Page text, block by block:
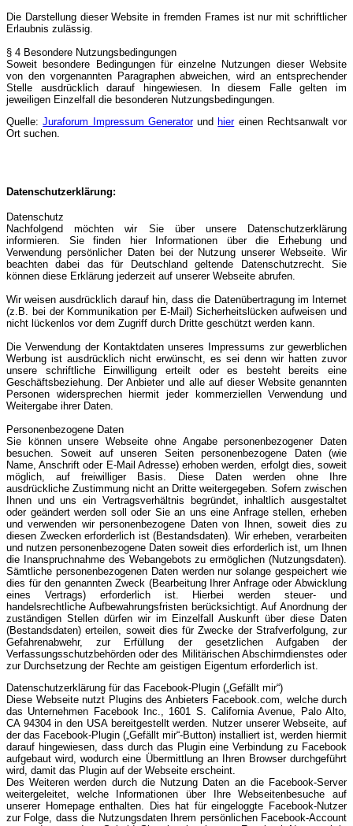
Die Darstellung dieser Website in fremden Frames ist nur mit schriftlicher
Erlaubnis zulässig.
§ 4 Besondere Nutzungsbedingungen
Soweit besondere Bedingungen für einzelne Nutzungen dieser Website
von den vorgenannten Paragraphen abweichen, wird an entsprechender
Stelle ausdrücklich darauf hingewiesen. In diesem Falle gelten im
jeweiligen Einzelfall die besonderen Nutzungsbedingungen.
Quelle:Juraforum Impressum Generatorundhiereinen Rechtsanwalt vor
Ort suchen.
Datenschutzerklärung:
Datenschutz
Nachfolgend möchten wir Sie über unsere Datenschutzerklärung
informieren. Sie finden hier Informationen über die Erhebung und
Verwendung persönlicher Daten bei der Nutzung unserer Webseite. Wir
beachten dabei das für Deutschland geltende Datenschutzrecht. Sie
können diese Erklärung jederzeit auf unserer Webseite abrufen.
Wir weisen ausdrücklich darauf hin, dass die Datenübertragung im Internet
(z.B. bei der Kommunikation per E-Mail) Sicherheitslücken aufweisen und
nicht lückenlos vor dem Zugriff durch Dritte geschützt werden kann.
Die Verwendung der Kontaktdaten unseres Impressums zur gewerblichen
Werbung ist ausdrücklich nicht erwünscht, es sei denn wir hatten zuvor
unsere schriftliche Einwilligung erteilt oder es besteht bereits eine
Geschäftsbeziehung. Der Anbieter und alle auf dieser Website genannten
Personen widersprechen hiermit jeder kommerziellen Verwendung und
Weitergabe ihrer Daten.
Personenbezogene Daten
Sie können unsere Webseite ohne Angabe personenbezogener Daten
besuchen. Soweit auf unseren Seiten personenbezogene Daten (wie
Name, Anschrift oder E-Mail Adresse) erhoben werden, erfolgt dies, soweit
möglich, auf freiwilliger Basis. Diese Daten werden ohne Ihre
ausdrückliche Zustimmung nicht an Dritte weitergegeben. Sofern zwischen
Ihnen und uns ein Vertragsverhältnis begründet, inhaltlich ausgestaltet
oder geändert werden soll oder Sie an uns eine Anfrage stellen, erheben
und verwenden wir personenbezogene Daten von Ihnen, soweit dies zu
diesen Zwecken erforderlich ist (Bestandsdaten). Wir erheben, verarbeiten
und nutzen personenbezogene Daten soweit dies erforderlich ist, um Ihnen
die Inanspruchnahme des Webangebots zu ermöglichen (Nutzungsdaten).
Sämtliche personenbezogenen Daten werden nur solange gespeichert wie
dies für den genannten Zweck (Bearbeitung Ihrer Anfrage oder Abwicklung
eines Vertrags) erforderlich ist. Hierbei werden steuer- und
handelsrechtliche Aufbewahrungsfristen berücksichtigt. Auf Anordnung der
zuständigen Stellen dürfen wir im Einzelfall Auskunft über diese Daten
(Bestandsdaten) erteilen, soweit dies für Zwecke der Strafverfolgung, zur
Gefahrenabwehr, zur Erfüllung der gesetzlichen Aufgaben der
Verfassungsschutzbehörden oder des Militärischen Abschirmdienstes oder
zur Durchsetzung der Rechte am geistigen Eigentum erforderlich ist.
Datenschutzerklärung für das Facebook-Plugin („Gefällt mir“)
Diese Webseite nutzt Plugins des Anbieters Facebook.com, welche durch
das Unternehmen Facebook Inc., 1601 S. California Avenue, Palo Alto,
CA 94304 in den USA bereitgestellt werden. Nutzer unserer Webseite, auf
der das Facebook-Plugin („Gefällt mir“-Button) installiert ist, werden hiermit
darauf hingewiesen, dass durch das Plugin eine Verbindung zu Facebook
aufgebaut wird, wodurch eine Übermittlung an Ihren Browser durchgeführt
wird, damit das Plugin auf der Webseite erscheint.
Des Weiteren werden durch die Nutzung Daten an die Facebook-Server
weitergeleitet, welche Informationen über Ihre Webseitenbesuche auf
unserer Homepage enthalten. Dies hat für eingeloggte Facebook-Nutzer
zur Folge, dass die Nutzungsdaten Ihrem persönlichen Facebook-Account